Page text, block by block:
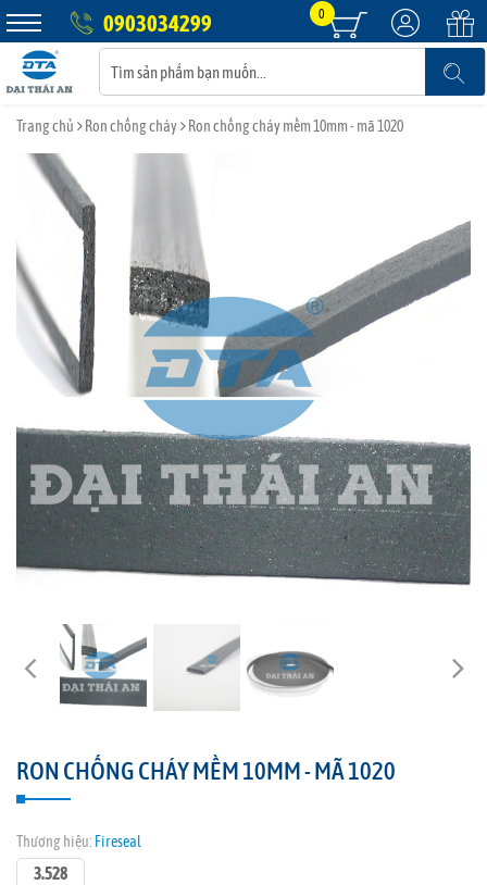
0903034299 0
Trang chủ Ron chống cháy Ron chống cháy mềm 10mm - mã 1020
RON CHỐNG CHÁY MỀM 10MM - MÃ 1020
Thương hiệu: Fireseal
3.528